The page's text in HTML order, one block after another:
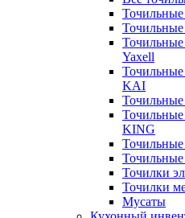
Yaxell
KAI
KING
Точилки
Точилки
Мусаты